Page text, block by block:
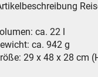
ca. 22 l
ca. 942 g
29 x 48 x 28 cm